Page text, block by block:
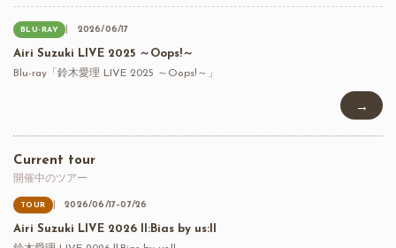
BLU-RAY 2026/06/17
Airi Suzuki LIVE 2025 ～Oops!～
Blu-ray「鈴木愛理 LIVE 2025 ～Oops!～」
→
Current tour
開催中のツアー
TOUR 2026/06/17–07/26
Airi Suzuki LIVE 2026 ll:Bias by us:ll